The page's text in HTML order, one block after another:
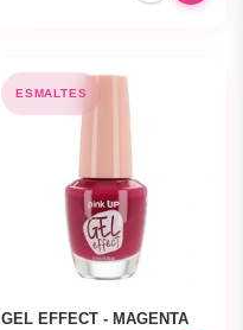
ESMALTES
GEL EFFECT - MAGENTA